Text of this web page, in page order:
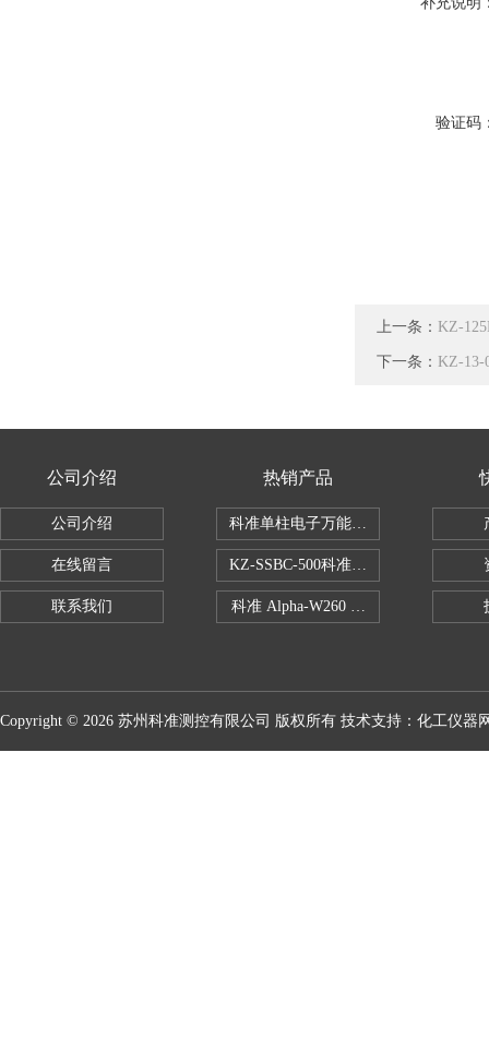
验证码
上一条： KZ-
下一条： KZ-13-
公司介绍
公司介绍
在线留言
联系我们
热销产品
科准单柱电子万能拉力机KZ-SSBC-500
KZ-SSBC-500科准单柱电子万能试验
科准 Alpha-W260 半导体全自动推拉
Copyright © 2026 苏州科准测控有限公司 版权所有 技术支持： 化工仪器